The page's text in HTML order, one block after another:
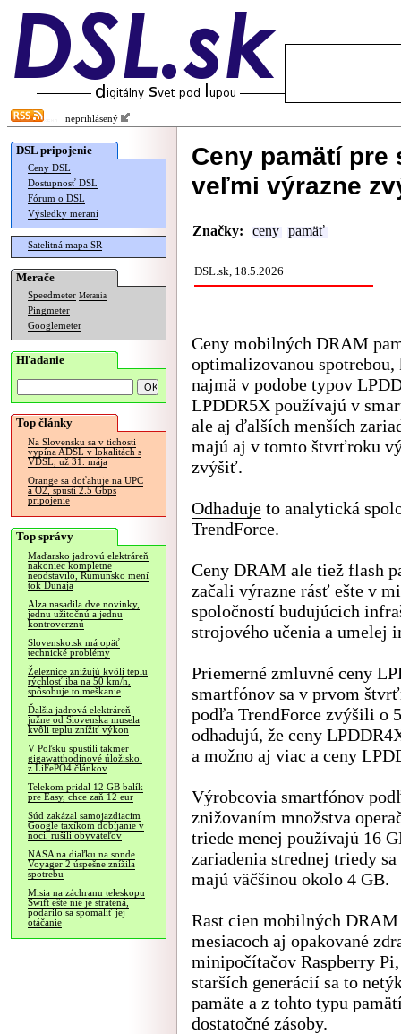
neprihlásený
DSL pripojenie
Ceny DSL
Dostupnosť DSL
Fórum o DSL
Výsledky meraní
Satelitná mapa SR
Merače
Speedmeter Merania
Pingmeter
Googlemeter
Hľadanie
Top články
Na Slovensku sa v tichosti
vypína ADSL v lokalitách s
VDSL, už 31. mája
Orange sa doťahuje na UPC
a O2, spustí 2.5 Gbps
pripojenie
Top správy
Maďarsko jadrovú elektráreň
nakoniec kompletne
neodstavilo, Rumunsko mení
tok Dunaja
Alza nasadila dve novinky,
jednu užitočnú a jednu
kontroverznú
Slovensko.sk má opäť
technické problémy
Železnice znižujú kvôli teplu
rýchlosť iba na 50 km/h,
spôsobuje to meškanie
Ďalšia jadrová elektráreň
južne od Slovenska musela
kvôli teplu znížiť výkon
V Poľsku spustili takmer
gigawatthodinové úložisko,
z LiFePO4 článkov
Telekom pridal 12 GB balík
pre Easy, chce zaň 12 eur
Súd zakázal samojazdiacim
Google taxíkom dobíjanie v
noci, rušili obyvateľov
NASA na diaľku na sonde
Voyager 2 úspešne znížila
spotrebu
Misia na záchranu teleskopu
Swift ešte nie je stratená,
podarilo sa spomaliť jej
otáčanie
Ceny pamätí
veľmi výrazne
Značky: ceny pamäť
DSL.sk, 18.5.2026
Ceny mobilných DRAM
optimalizovanou spotrebou,
najmä v podobe typov
LPDDR5X používajú v
ale aj ďalších menších
majú aj v tomto štvrťroku
zvýšiť.
Odhaduje to analytická
TrendForce.
Ceny DRAM ale tiež flash
začali výrazne rásť ešte v
spoločností budujúcich
strojového učenia a umelej
Priemerné zmluvné ceny
smartfónov sa v prvom
podľa TrendForce zvýšili o
odhadujú, že ceny
a možno aj viac a ceny
Výrobcovia smartfónov
znižovaním množstva
triede menej používajú 16
zariadenia strednej triedy
majú väčšinou okolo 4 GB.
Rast cien mobilných
mesiacoch aj opakované
minipočítačov Raspberry
starších generácií sa to
pamäte a z tohto typu
dostatočné zásoby.